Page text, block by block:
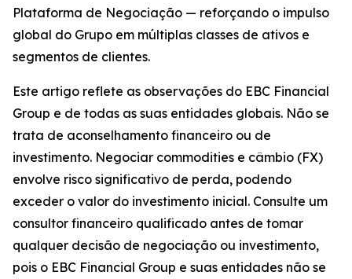
Plataforma de Negociação — reforçando o impulso
global do Grupo em múltiplas classes de ativos e
segmentos de clientes.
Este artigo reflete as observações do EBC Financial
Group e de todas as suas entidades globais. Não se
trata de aconselhamento financeiro ou de
investimento. Negociar commodities e câmbio (FX)
envolve risco significativo de perda, podendo
exceder o valor do investimento inicial. Consulte um
consultor financeiro qualificado antes de tomar
qualquer decisão de negociação ou investimento,
pois o EBC Financial Group e suas entidades não se